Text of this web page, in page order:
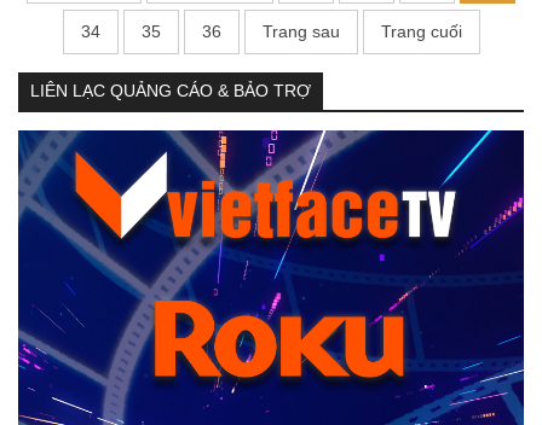
34 35 36 Trang sau Trang cuối
LIÊN LẠC QUẢNG CÁO & BẢO TRỢ